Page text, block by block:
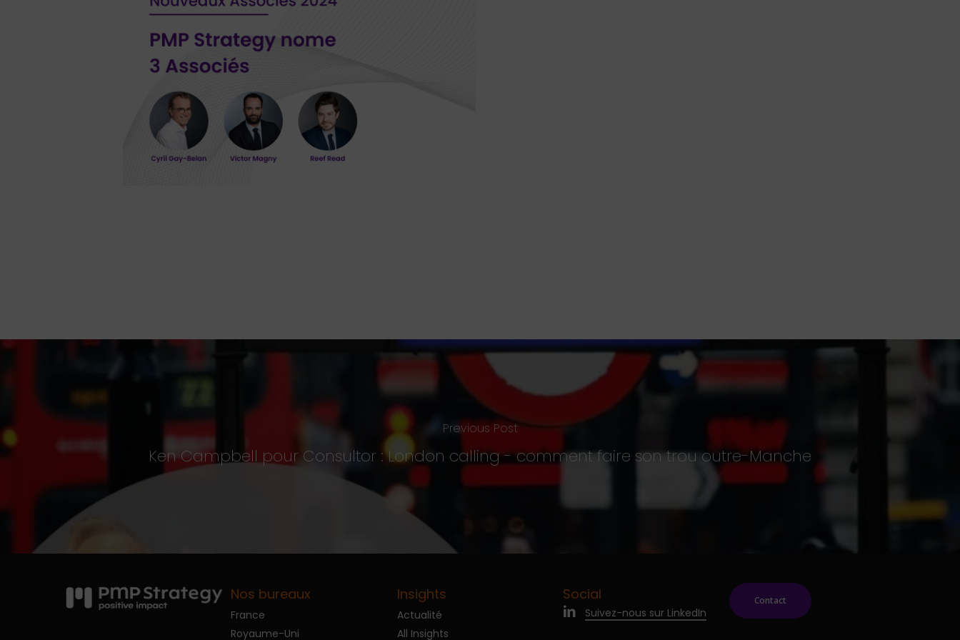
Previous Post
Ken Campbell pour Consultor : London calling - comment faire son trou outre-Manche
Nos bureaux
France
Royaume-Uni
Insights
Actualité
All Insights
Social
Suivez-nous sur LinkedIn
Contact